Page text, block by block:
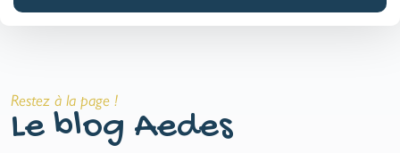
Restez à la page !
Le blog Aedes